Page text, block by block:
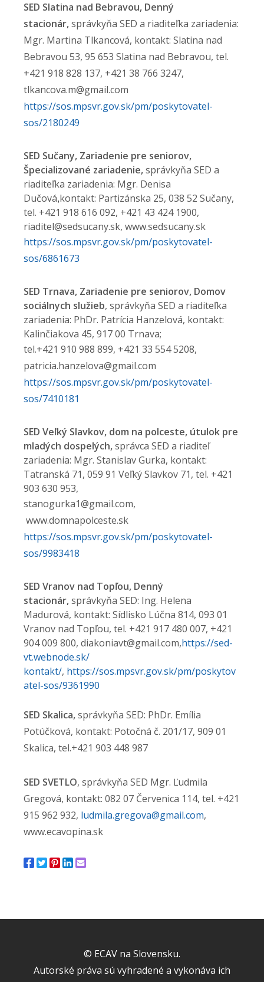
SED Slatina nad Bebravou, Denný
stacionár,správkyňa SED a riaditeľka zariadenia:
Mgr. Martina Tlkancová, kontakt: Slatina nad
Bebravou 53, 95 653 Slatina nad Bebravou, tel.
+421 918 828 137, +421 38 766 3247,
tlkancova.m@gmail.com
https://sos.mpsvr.gov.sk/pm/poskytovatel-
sos/2180249
SED Sučany, Zariadenie pre seniorov,
Špecializované zariadenie,správkyňa SED a
riaditeľka zariadenia: Mgr. Denisa
Dučová,kontakt: Partizánska 25, 038 52 Sučany,
tel. +421 918 616 092, +421 43 424 1900,
riaditel@sedsucany.sk, www.sedsucany.sk
https://sos.mpsvr.gov.sk/pm/poskytovatel-
sos/6861673
SED Trnava, Zariadenie pre seniorov, Domov
sociálnych služieb, správkyňa SED a riaditeľka
zariadenia: PhDr. Patrícia Hanzelová, kontakt:
Kalinčiakova 45, 917 00 Trnava;
tel.+421 910 988 899, +421 33 554 5208,
patricia.hanzelova@gmail.com
https://sos.mpsvr.gov.sk/pm/poskytovatel-
sos/7410181
SED Veľký Slavkov, dom na polceste, útulok pre
mladých dospelých,správca SED a riaditeľ
zariadenia: Mgr. Stanislav Gurka, kontakt:
Tatranská 71, 059 91 Veľký Slavkov 71, tel. +421
903 630 953,
stanogurka1@gmail.com,
www.domnapolceste.sk
https://sos.mpsvr.gov.sk/pm/poskytovatel-
sos/9983418
SED Vranov nad Topľou, Denný
stacionár,správkyňa SED: Ing. Helena
Madurová, kontakt: Sídlisko Lúčna 814, 093 01
Vranov nad Topľou, tel. +421 917 480 007, +421
904 009 800, diakoniavt@gmail.com,https://sed-
vt.webnode.sk/
kontakt/, https://sos.mpsvr.gov.sk/pm/poskytov
atel-sos/9361990
SED Skalica,správkyňa SED: PhDr. Emília
Potúčková, kontakt: Potočná č. 201/17, 909 01
Skalica, tel.+421 903 448 987
SED SVETLO, správkyňa SED Mgr. Ľudmila
Gregová, kontakt: 082 07 Červenica 114, tel. +421
915 962 932, ludmila.gregova@gmail.com,
www.ecavopina.sk
© ECAV na Slovensku.
Autorské práva sú vyhradené a vykonáva ich